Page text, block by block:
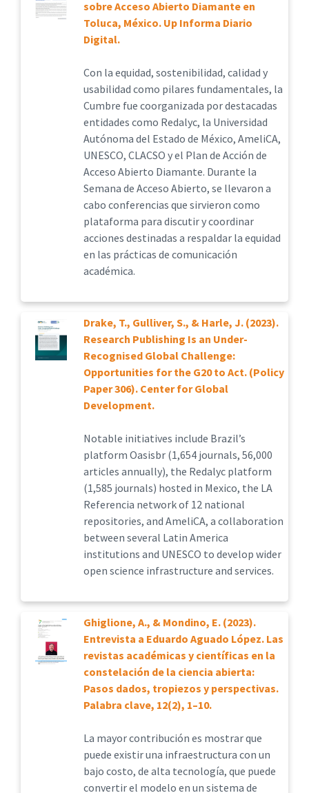
sobre Acceso Abierto Diamante en
Toluca, México. Up Informa Diario
Digital.
Con la equidad, sostenibilidad, calidad y
usabilidad como pilares fundamentales, la
Cumbre fue coorganizada por destacadas
entidades como Redalyc, la Universidad
Autónoma del Estado de México, AmeliCA,
UNESCO, CLACSO y el Plan de Acción de
Acceso Abierto Diamante. Durante la
Semana de Acceso Abierto, se llevaron a
cabo conferencias que sirvieron como
plataforma para discutir y coordinar
acciones destinadas a respaldar la equidad
en las prácticas de comunicación
académica.
Drake, T., Gulliver, S., & Harle, J. (2023).
Research Publishing Is an Under-
Recognised Global Challenge:
Opportunities for the G20 to Act. (Policy
Paper 306). Center for Global
Development.
Notable initiatives include Brazil’s
platform Oasisbr (1,654 journals, 56,000
articles annually), the Redalyc platform
(1,585 journals) hosted in Mexico, the LA
Referencia network of 12 national
repositories, and AmeliCA, a collaboration
between several Latin America
institutions and UNESCO to develop wider
open science infrastructure and services.
Ghiglione, A., & Mondino, E. (2023).
Entrevista a Eduardo Aguado López. Las
revistas académicas y científicas en la
constelación de la ciencia abierta:
Pasos dados, tropiezos y perspectivas.
Palabra clave, 12(2), 1–10.
La mayor contribución es mostrar que
puede existir una infraestructura con un
bajo costo, de alta tecnología, que puede
convertir el modelo en un sistema de